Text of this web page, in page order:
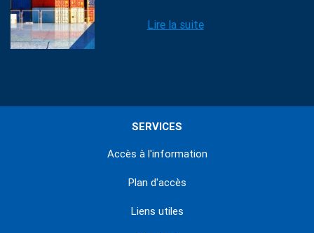
Lire la suite
SERVICES
Accès à l'information
Plan d'accès
Liens utiles